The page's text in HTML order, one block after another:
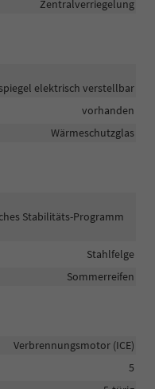
Zentralverriegelung
elektrisch verstellbar
vorhanden
Wärmeschutzglas
Stabilitäts-Programm
Stahlfelge
Sommerreifen
Verbrennungsmotor (ICE)
5